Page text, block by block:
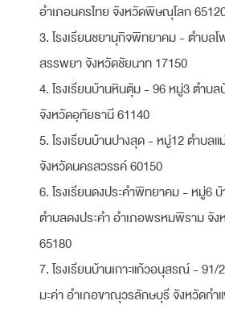
อำเภอนครไทย จังหวัดพิษณุโลก
3. โรงเรียนชยานุกิจพิทยาคม - ตำบล
สรรพยา จังหวัดชัยนาท 17150
4. โรงเรียนบ้านหินตุ้ม - 96 หมู่3 ตำบล
จังหวัดอุทัยธานี 61140
5. โรงเรียนบ้านปางสุด - หมู่12 ตำบลแ
จังหวัดนครสวรรค์ 60150
6. โรงเรียนดงประคำพิทยาคม - หมู่6
ตำบลดงประคำ อำเภอพรหมพิราม จั
65180
7. โรงเรียนบ้านเกาะแก้วอนุสรณ์ -
มะค่า อำเภอขาณุวรลักษบุรี จังหวัดกำ